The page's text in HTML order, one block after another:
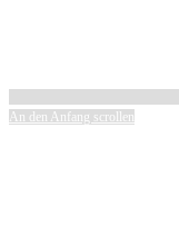
An den Anfang scrollen